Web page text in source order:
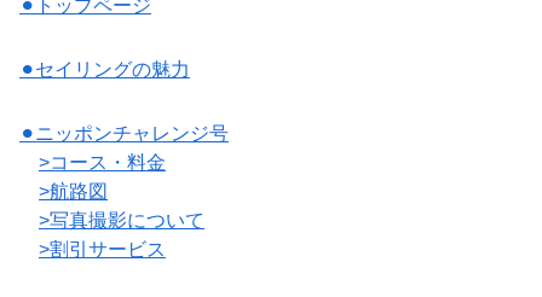
⚫︎トップページ
⚫︎セイリングの魅力
⚫︎ニッポンチャレンジ号
>コース・料金
>航路図
>写真撮影について
>割引サービス